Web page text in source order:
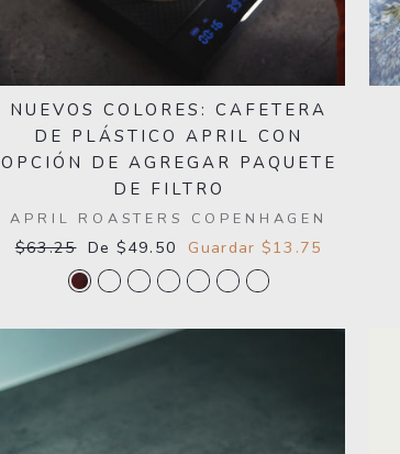
NUEVOS COLORES: CAFETERA
DE PLÁSTICO APRIL CON
OPCIÓN DE AGREGAR PAQUETE
DE FILTRO
APRIL ROASTERS COPENHAGEN
Precio
habitual
$63.25 Precio
de
oferta
De $49.50 Guardar $13.75